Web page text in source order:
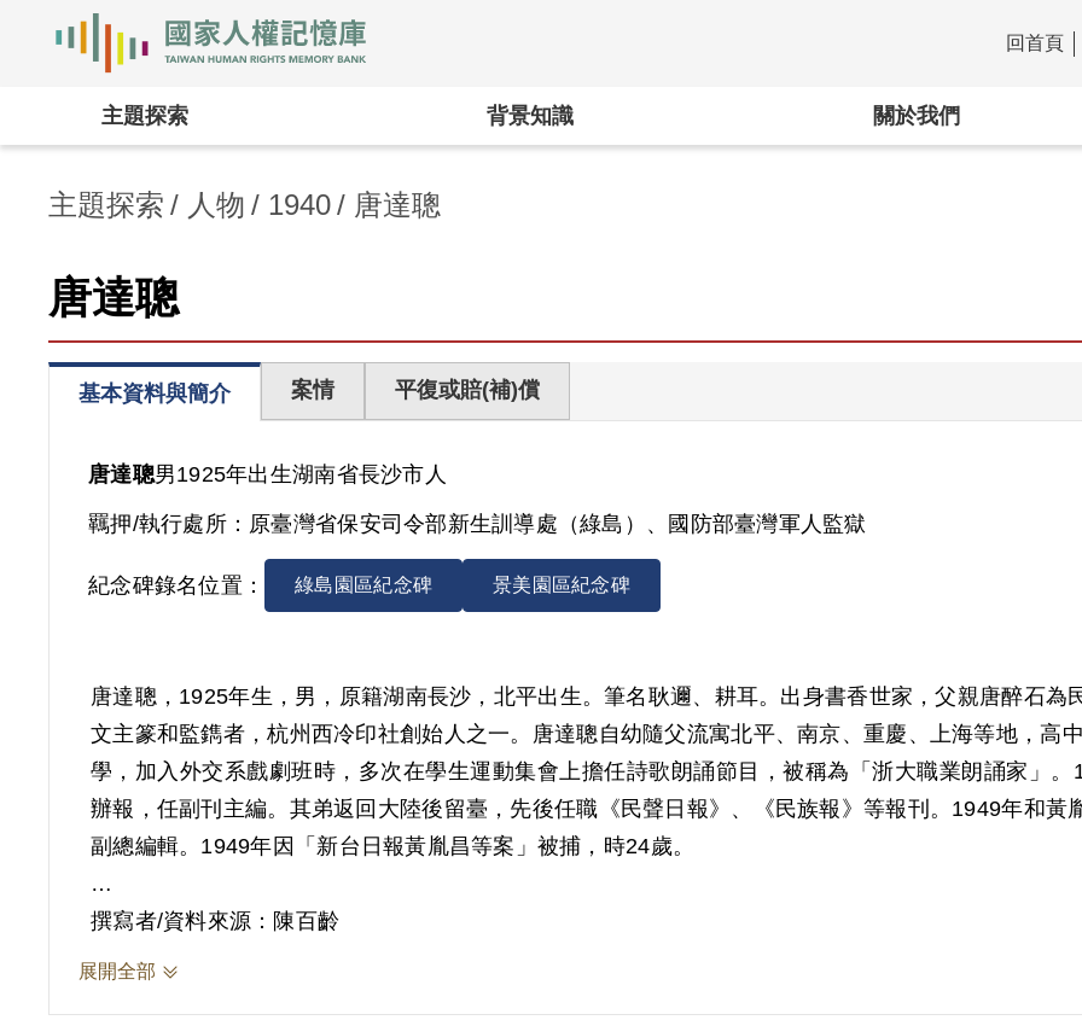
:::
回首頁
主題探索 背景知識 關於我們
主題探索 人物 1940 唐達聰
唐達聰
基本資料與簡介 案情 平復或賠(補)償
唐達聰男1925年出生湖南省長沙市人
羈押/執行處所： 原臺灣省保安司令部新生訓導處（綠島）、國防部臺灣軍人監獄
紀念碑錄名位置： 綠島園區紀念碑 景美園區紀念碑
唐達聰，1925年生，男，原籍湖南長沙，北平出生。筆名耿邇、耕耳。出身書香世家，父親唐醉石
文主篆和監鐫者，杭州西冷印社創始人之一。唐達聰自幼隨父流寓北平、南京、重慶、上海等地，高
學，加入外交系戲劇班時，多次在學生運動集會上擔任詩歌朗誦節目，被稱為「浙大職業朗誦家」。
辦報，任副刊主編。其弟返回大陸後留臺，先後任職《民聲日報》、《民族報》等報刊。1949年和
副總編輯。1949年因「新台日報黃胤昌等案」被捕，時24歲。
唐達聰所涉案件為「新台日報黃胤昌等案」，又稱「中共華東局潛臺組織黃胤昌等叛亂案」。1948
〈和平宣言〉，案發之後臺中地區新聞機構遭肅清，《力行報》首遭人員被捕、社產查封，《新台
撰寫者/資料來源：陳百齡
展開全部